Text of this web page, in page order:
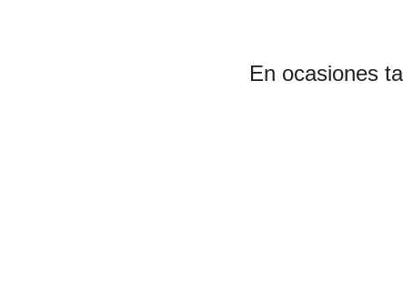
En ocasiones